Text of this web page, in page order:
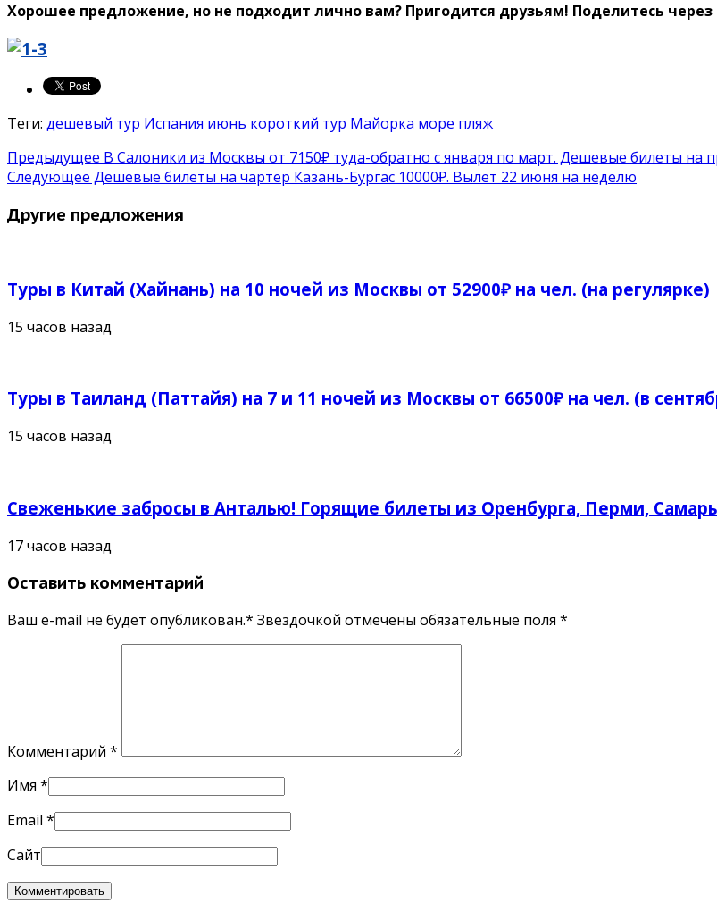
Хорошее предложение, но не подходит лично вам? Пригодится друзьям! Поделитесь
Теги: дешевый тур Испания июнь короткий тур Майорка море пляж
Предыдущее В Салоники из Москвы от 7150₽ туда-обратно с января по март. Дешевые билеты на
Следующее Дешевые билеты на чартер Казань-Бургас 10000₽. Вылет 22 июня на неделю
Другие предложения
Туры в Китай (Хайнань) на 10 ночей из Москвы от 52900₽ на чел. (на регулярке)
15 часов назад
Туры в Таиланд (Паттайя) на 7 и 11 ночей из Москвы от 66500₽ на чел. (в
15 часов назад
Свеженькие забросы в Анталью! Горящие билеты из Оренбурга, Перми,
17 часов назад
Оставить комментарий
Ваш e-mail не будет опубликован.* Звездочкой отмечены обязательные поля *
Комментарий *
Имя *
Email *
Сайт